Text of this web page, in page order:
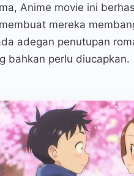
Anime movie ini
mereka
adegan penutupan
bahkan perlu diucapkan.